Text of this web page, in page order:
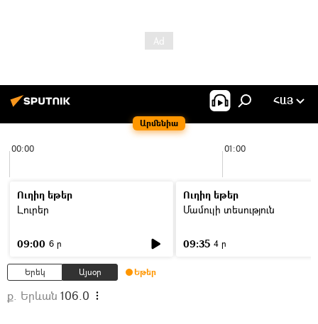
Արմենիա
ՀԱՅ
00:00 01:00
Ուղիղ եթեր
Լուրեր
09:00 6 ր
Ուղիղ եթեր
Մամուլի տեսություն
09:35 4 ր
Երեկ Այսօր Եթեր
ք. Երևան 106.0